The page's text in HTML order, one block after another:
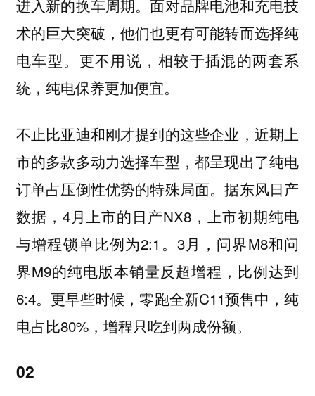
进入新的换车周期。面对品牌电池和充电技
术的巨大突破，他们也更有可能转而选择纯
电车型。更不用说，相较于插混的两套系
统，纯电保养更加便宜。
不止比亚迪和刚才提到的这些企业，近期上
市的多款多动力选择车型，都呈现出了纯电
订单占压倒性优势的特殊局面。据东风日产
数据，4月上市的日产NX8，上市初期纯电
与增程锁单比例为2:1。3月，问界M8和问
界M9的纯电版本销量反超增程，比例达到
6:4。更早些时候，零跑全新C11预售中，纯
电占比80%，增程只吃到两成份额。
02